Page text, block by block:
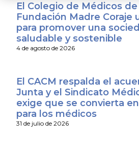
El Colegio de Médicos
Fundación Madre Coraje
para promover una
saludable y sostenible
4 de agosto de 2026
El CACM respalda el
Junta y el Sindicato
exige que se convierta
para los médicos
31 de julio de 2026